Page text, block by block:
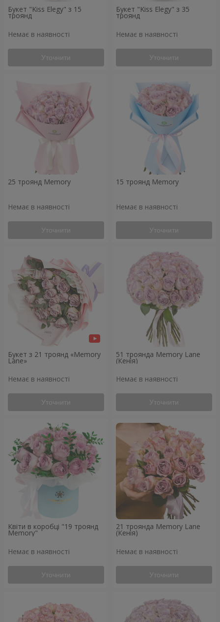
Букет "Kiss Elegy" з 15
троянд
Немає в наявності
Уточнити
Букет "Kiss Elegy" з 35
троянд
Немає в наявності
Уточнити
25 троянд Memory
Немає в наявності
Уточнити
15 троянд Memory
Немає в наявності
Уточнити
Букет з 21 троянд «Memory
Lane»
Немає в наявності
Уточнити
51 троянда Memory Lane
(Кенія)
Немає в наявності
Уточнити
Квіти в коробці "19 троянд
Memory"
Немає в наявності
Уточнити
21 троянда Memory Lane
(Кенія)
Немає в наявності
Уточнити